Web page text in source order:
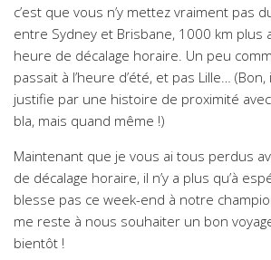
c’est que vous n’y mettez vraiment pas
entre Sydney et Brisbane, 1000 km plus
heure de décalage horaire. Un peu
passait à l’heure d’été, et pas Lille…
justifie par une histoire de proximité avec
bla, mais quand même !)
Maintenant que je vous ai tous perdus
de décalage horaire, il n’y a plus qu’à
blesse pas ce week-end à notre
me reste à nous souhaiter un bon
bientôt !